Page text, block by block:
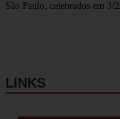
São Paulo, celebrados em 3/
LINKS